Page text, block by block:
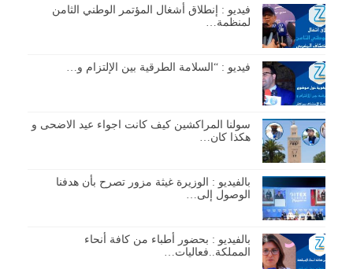
فيديو : إنطلاق أشغال المؤتمر الوطني الثامن
لمنظمة…
فيديو : “السلامة الطرقية بين الإلتزام و…
سولنا المراكشين كيف كانت اجواء عيد الاضحى و
هكذا كان…
بالفيديو : الوزيرة غيثة مزور تصرح بأن هدفنا
الوصول إلى…
بالفيديو : بحضور أطباء من كافة أنحاء
المملكة..فعاليات…